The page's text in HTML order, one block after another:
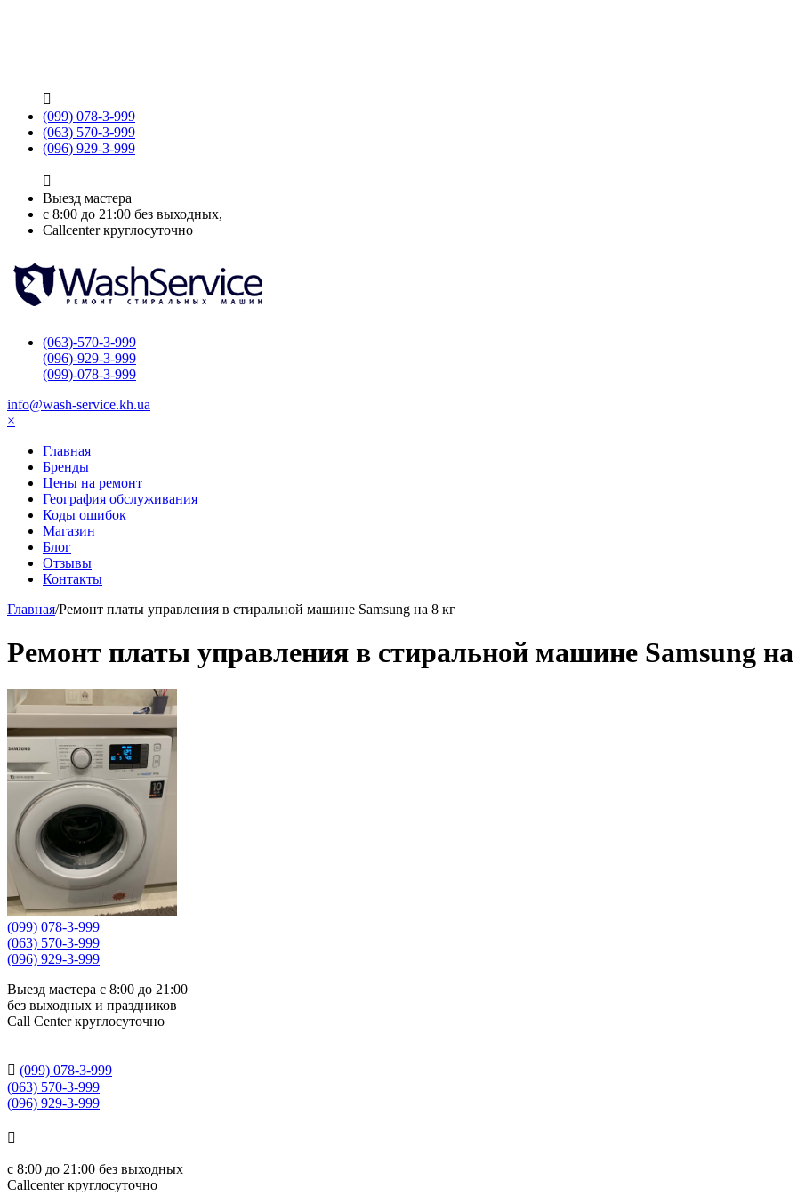

(099) 078-3-999
(063) 570-3-999
(096) 929-3-999

Выезд мастера
с 8:00 до 21:00 без выходных,
Callcenter круглосуточно
(063)-570-3-999
(096)-929-3-999
(099)-078-3-999
info@wash-service.kh.ua
×
Главная
Бренды
Цены на ремонт
География обслуживания
Коды ошибок
Магазин
Блог
Отзывы
Контакты
Главная/Ремонт платы управления в стиральной машине Samsung на 8 кг
Ремонт платы управления в стиральной машине Samsung
(099) 078-3-999
(063) 570-3-999
(096) 929-3-999
Выезд мастера с 8:00 до 21:00
без выходных и праздников
Сall Сenter круглосуточно
 (099) 078-3-999
(063) 570-3-999
(096) 929-3-999

с 8:00 до 21:00 без выходных
Callcenter круглосуточно